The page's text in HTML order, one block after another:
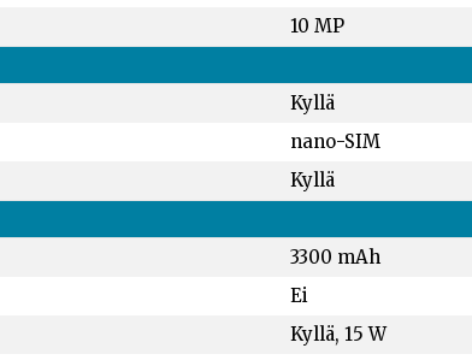
10 MP
Kyllä
nano-SIM
Kyllä
3300 mAh
Ei
Kyllä, 15 W